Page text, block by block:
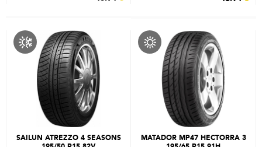
SAILUN ATREZZO 4 SEASONS
MATADOR MP47 HECTORRA 3